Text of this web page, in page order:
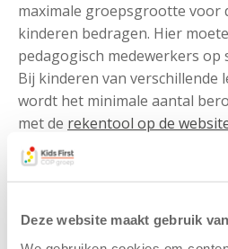
Deze website maakt gebruik
maximale groepsgrootte voor
kinderen bedragen. Hier
pedagogisch medewerkers op
Bij kinderen van verschillende
wordt het minimale aantal
met de rekentool op de
Pedagogisch beleidsplan
medewerkers en andere